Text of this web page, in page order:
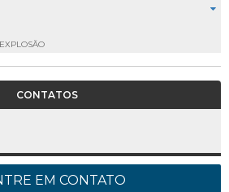
CONTATOS
EM CONTATO